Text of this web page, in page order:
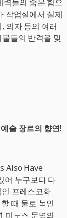
력들의 숨은 힘으
작업실에서 실제
의자 등의 여러
들의 반격을 맞
술 장르의 향연!
Also Have
어 누구보다 다
프레스코화
때 물로 녹인
미노스 문명의